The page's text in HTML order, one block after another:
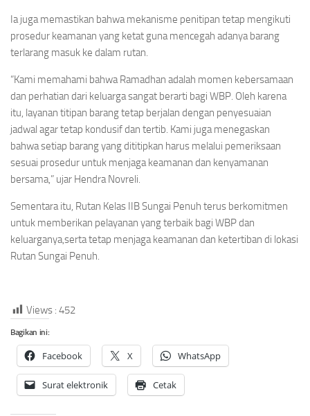
Ia juga memastikan bahwa mekanisme penitipan tetap mengikuti
prosedur keamanan yang ketat guna mencegah adanya barang
terlarang masuk ke dalam rutan.
“Kami memahami bahwa Ramadhan adalah momen kebersamaan
dan perhatian dari keluarga sangat berarti bagi WBP. Oleh karena
itu, layanan titipan barang tetap berjalan dengan penyesuaian
jadwal agar tetap kondusif dan tertib. Kami juga menegaskan
bahwa setiap barang yang dititipkan harus melalui pemeriksaan
sesuai prosedur untuk menjaga keamanan dan kenyamanan
bersama,” ujar Hendra Novreli.
Sementara itu, Rutan Kelas IIB Sungai Penuh terus berkomitmen
untuk memberikan pelayanan yang terbaik bagi WBP dan
keluarganya,serta tetap menjaga keamanan dan ketertiban di lokasi
Rutan Sungai Penuh.
Views : 452
Bagikan ini:
Facebook X WhatsApp
Surat elektronik Cetak